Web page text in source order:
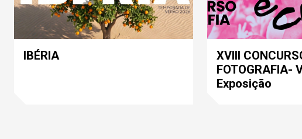
IBÉRIA
XVIII
FOTOGRAFIA-
Exposição